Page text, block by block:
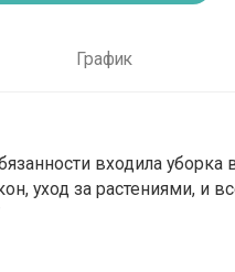
График
входила уборка
уход за растениями, и